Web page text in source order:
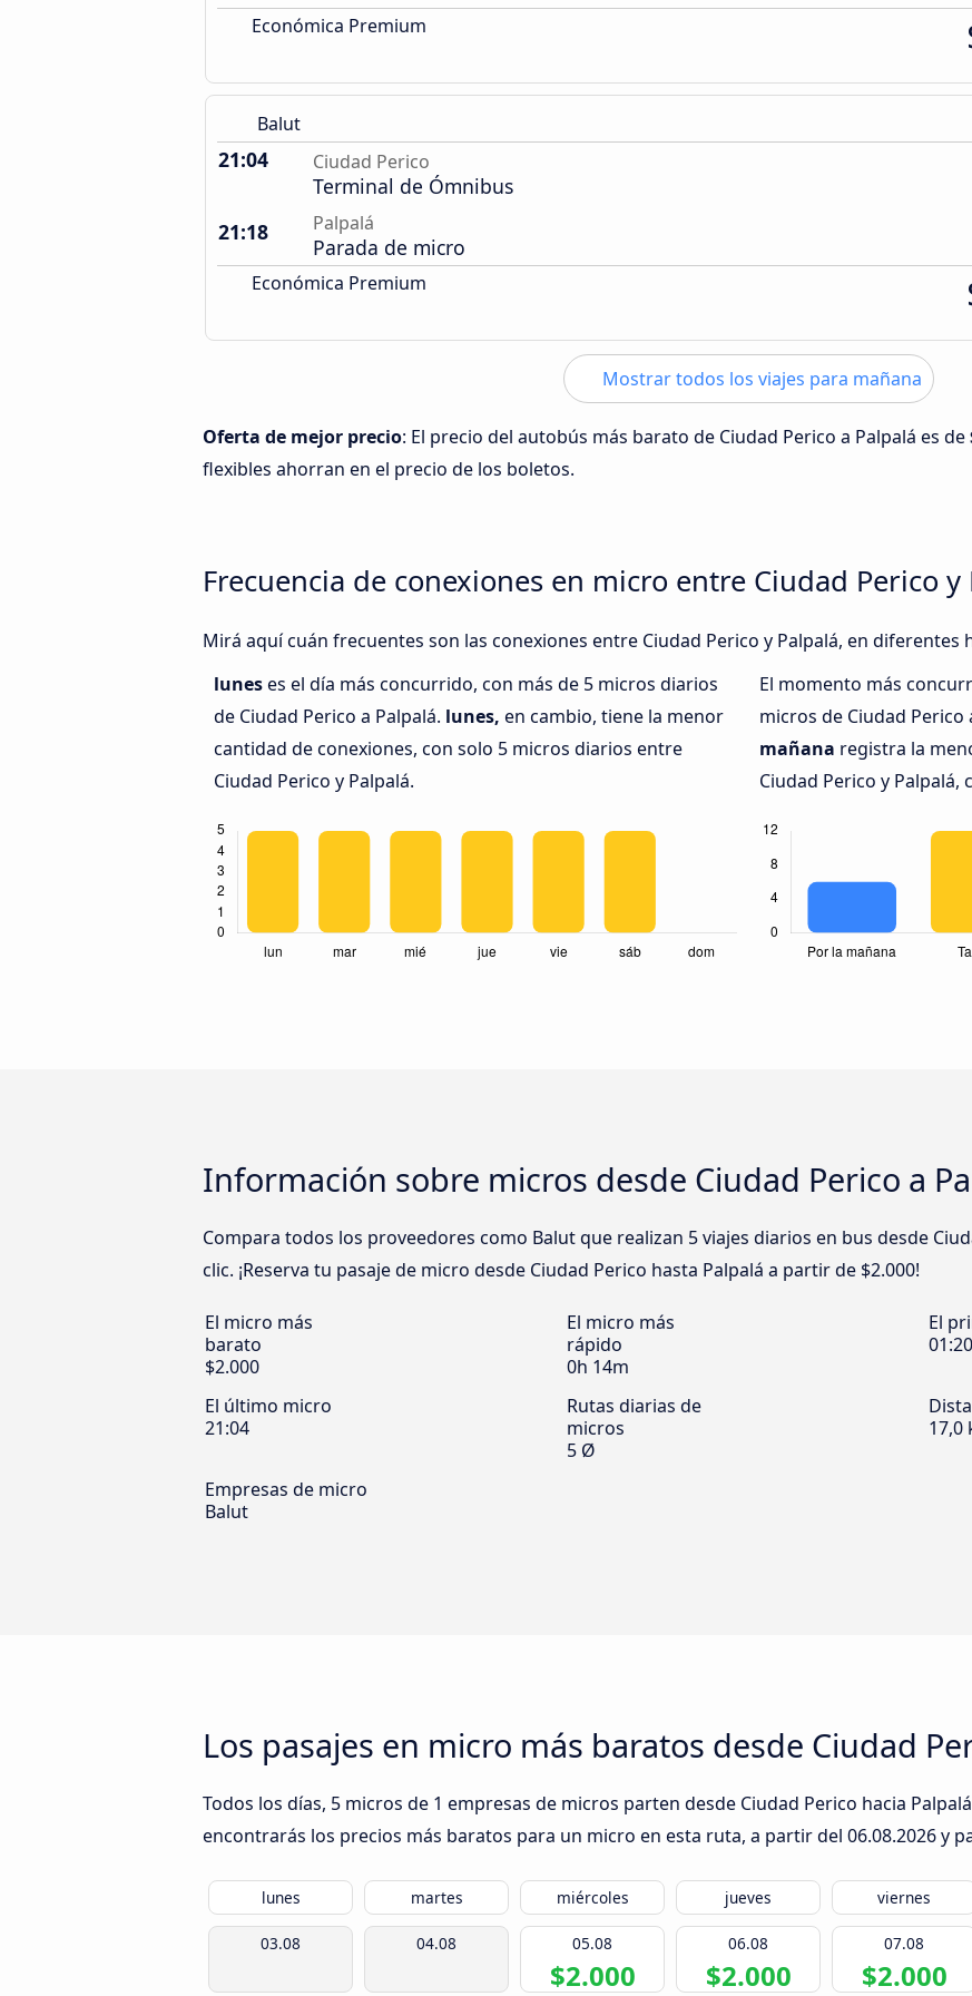
Económica Premium
Balut
21:04 Ciudad Perico
Terminal de Ómnibus
21:18
Palpalá
Parada de micro
Económica Premium
Mostrar todos los viajes para mañana
Oferta de mejor precio: El precio del autobús más barato de Ciudad Perico a Palpalá es de
flexibles ahorran en el precio de los boletos.
Frecuencia de conexiones en micro entre Ciudad Perico y
Mirá aquí cuán frecuentes son las conexiones entre Ciudad Perico y Palpalá, en diferentes
luneses el día más concurrido, con más de 5 micros diarios
de Ciudad Perico a Palpalá. lunes, en cambio, tiene la menor
cantidad de conexiones, con solo 5 micros diarios entre
Ciudad Perico y Palpalá.
El momento más
micros de Ciudad
mañana registra la
Ciudad Perico y Palpalá,
Información sobre micros desde Ciudad Perico a
Compara todos los proveedores como Balut que realizan 5 viajes diarios en bus desde
clic. ¡Reserva tu pasaje de micro desde Ciudad Perico hasta Palpalá a partir de $2.000!
El micro más
barato
$2.000
El micro más
rápido
0h 14m
El
01:20
El último micro
21:04
Rutas diarias de
micros
5 Ø
17,0
Empresas de micro
Balut
Los pasajes en micro más baratos desde Ciudad
Todos los días, 5 micros de 1 empresas de micros parten desde Ciudad Perico hacia
encontrarás los precios más baratos para un micro en esta ruta, a partir del 06.08.2026y
lunes martes miércoles jueves viernes
03.08 04.08 05.08
$2.000
06.08
$2.000
07.08
$2.000